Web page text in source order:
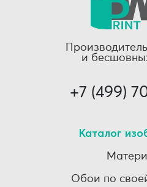
и
+7 (499)
Каталог
Обои по